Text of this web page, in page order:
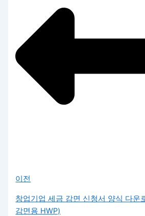
이전
창업기업 세금 감면 신청서 양식 다운
감면용 HWP)